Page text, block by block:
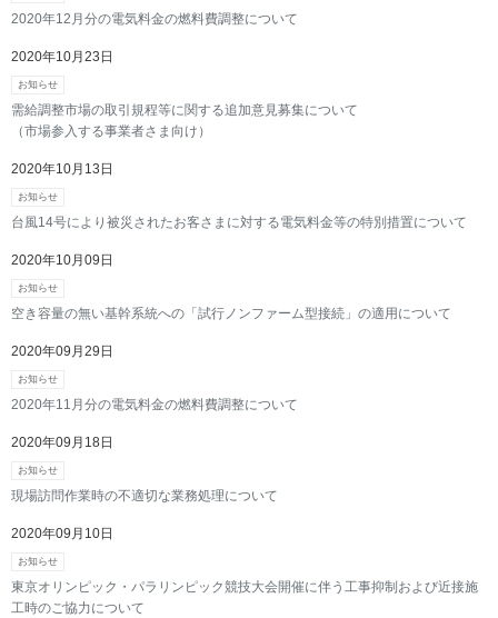
2020年12月分の電気料金の燃料費調整について
2020年10月23日
お知らせ
需給調整市場の取引規程等に関する追加意見募集について
（市場参入する事業者さま向け）
2020年10月13日
お知らせ
台風14号により被災されたお客さまに対する電気料金等の特別措置について
2020年10月09日
お知らせ
空き容量の無い基幹系統への「試行ノンファーム型接続」の適用について
2020年09月29日
お知らせ
2020年11月分の電気料金の燃料費調整について
2020年09月18日
お知らせ
現場訪問作業時の不適切な業務処理について
2020年09月10日
お知らせ
東京オリンピック・パラリンピック競技大会開催に伴う工事抑制および近接施
工時のご協力について